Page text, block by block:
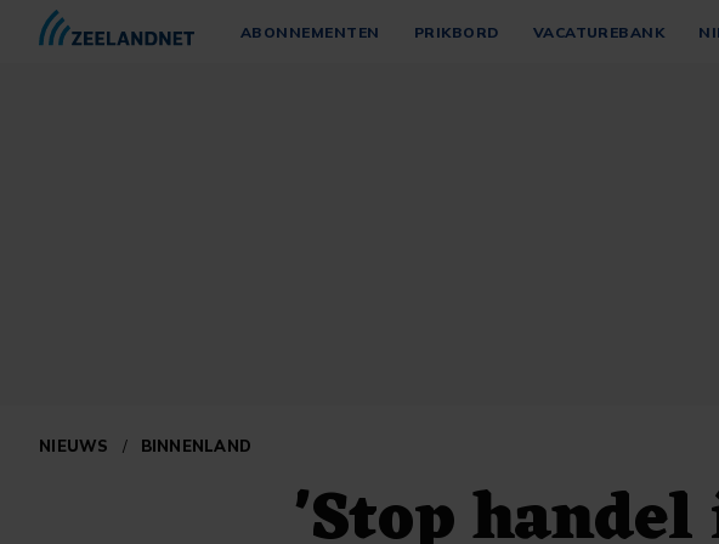
ABONNEMENTEN PRIKBORD VACATUREBANK
NIEUWS / BINNENLAND